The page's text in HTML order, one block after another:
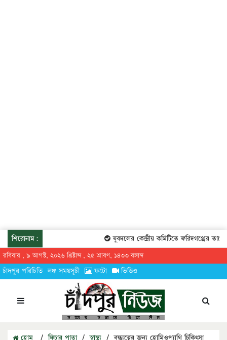
শিরোনাম: যুবদলের কেন্দ্রীয় কমিটিতে ফরিদগঞ্জের তারেকুর
রবিবার , ৯ আগস্ট, ২০২৬ খ্রিষ্টাব্দ , ২৫ শ্রাবণ, ১৪৩৩ বঙ্গাব্দ
চাঁদপুর পরিচিতি লঞ্চ সময়সূচী ফটো ভিডিও
হোম / ফিচার পাতা / স্বাস্থ্য / বন্ধ্যত্বের জন্য হোমিওপ্যাথি চিকিৎসা